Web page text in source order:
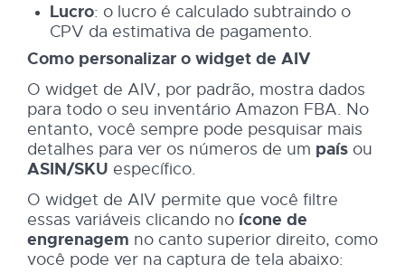
Lucro: o lucro é calculado subtraindo o
CPV da estimativa de pagamento.
Como personalizar o widget de AIV
O widget de AIV, por padrão, mostra dados
para todo o seu inventário Amazon FBA. No
entanto, você sempre pode pesquisar mais
detalhes para ver os números de um país ou
ASIN/SKU específico.
O widget de AIV permite que você filtre
essas variáveis clicando no ícone de
engrenagem no canto superior direito, como
você pode ver na captura de tela abaixo: